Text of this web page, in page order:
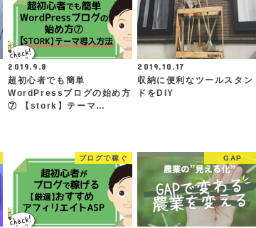
2019.9.8
超初心者でも簡単
WordPressブログの始め方
⑦ 【stork】テーマ…
2019.10.17
収納に便利なツールスタン
ドをDIY
ブログで稼ぐ GAP